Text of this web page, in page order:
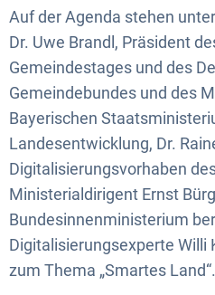
Auf der Agenda stehen
Dr. Uwe Brandl, Präsident
Gemeindestages und des
Gemeindebundes und des
Bayerischen
Landesentwicklung, Dr.
Digitalisierungsvorhaben
Ministerialdirigent Ernst
Bundesinnenministerium
Digitalisierungsexperte Willi
zum Thema „Smartes Land“.